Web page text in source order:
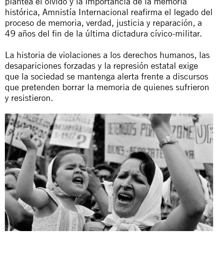
histórica, Amnistía Internacional reafirma el legado del
proceso de memoria, verdad, justicia y reparación, a
49 años del fin de la última dictadura cívico-militar.
La historia de violaciones a los derechos humanos, las
desapariciones forzadas y la represión estatal exige
que la sociedad se mantenga alerta frente a discursos
que pretenden borrar la memoria de quienes sufrieron
y resistieron.